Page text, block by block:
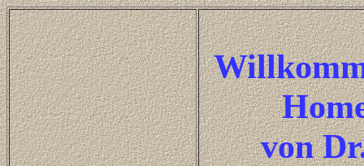
von